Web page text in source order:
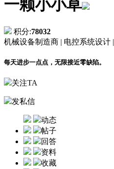
一颗小小草
积分:78032
机械设备制造商 | 电控系统设计 |
每天进步一点点，无限接近零缺陷。
关注TA
发私信
动态
帖子
回答
资料
收藏